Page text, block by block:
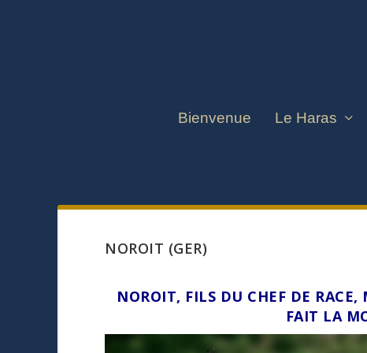
Bienvenue Le Haras
NOROIT (GER)
NOROIT, FILS DU CHEF DE
FAIT LA